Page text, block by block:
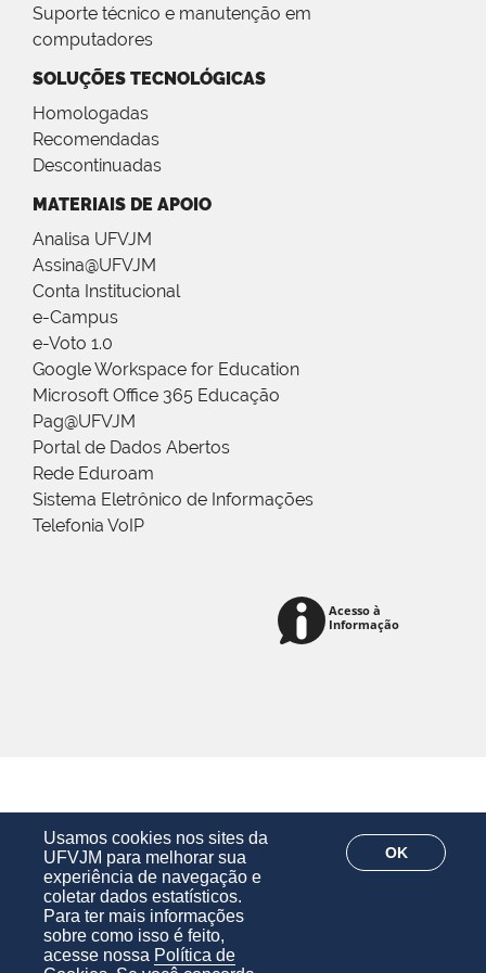
Usamos cookies nos sites da
UFVJM para melhorar sua
experiência de navegação e
coletar dados estatísticos.
Para ter mais informações
sobre como isso é feito,
acesse nossa Política de
OK
Suporte técnico e manutenção em
computadores
SOLUÇÕES TECNOLÓGICAS
Homologadas
Recomendadas
Descontinuadas
MATERIAIS DE APOIO
Analisa UFVJM
Assina@UFVJM
Conta Institucional
e-Campus
e-Voto 1.0
Google Workspace for Education
Microsoft Office 365 Educação
Pag@UFVJM
Portal de Dados Abertos
Rede Eduroam
Sistema Eletrônico de Informações
Telefonia VoIP